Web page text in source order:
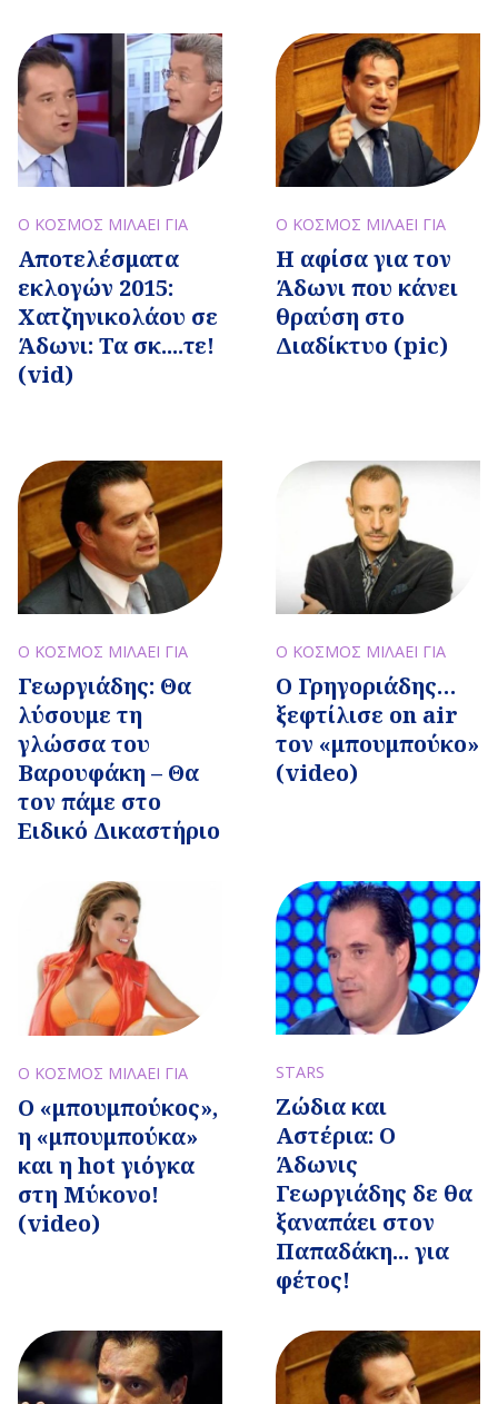
Ο ΚΟΣΜΟΣ ΜΙΛΑΕΙ ΓΙΑ
Αποτελέσματα
εκλογών 2015:
Χατζηνικολάου σε
Άδωνι: Τα σκ....τε!
(vid)
Ο ΚΟΣΜΟΣ ΜΙΛΑΕΙ ΓΙΑ
Η αφίσα για τον
Άδωνι που κάνει
θραύση στο
Διαδίκτυο (pic)
Ο ΚΟΣΜΟΣ ΜΙΛΑΕΙ ΓΙΑ
Γεωργιάδης: Θα
λύσουμε τη
γλώσσα του
Βαρουφάκη – Θα
τον πάμε στο
Ειδικό Δικαστήριο
Ο ΚΟΣΜΟΣ ΜΙΛΑΕΙ ΓΙΑ
Ο Γρηγοριάδης…
ξεφτίλισε on air
τον «μπουμπούκο»
(video)
Ο ΚΟΣΜΟΣ ΜΙΛΑΕΙ ΓΙΑ
Ο «μπουμπούκος»,
η «μπουμπούκα»
και η hot γιόγκα
στη Μύκονο!
(video)
STARS
Ζώδια και
Αστέρια: Ο
Άδωνις
Γεωργιάδης δε θα
ξαναπάει στον
Παπαδάκη... για
φέτος!